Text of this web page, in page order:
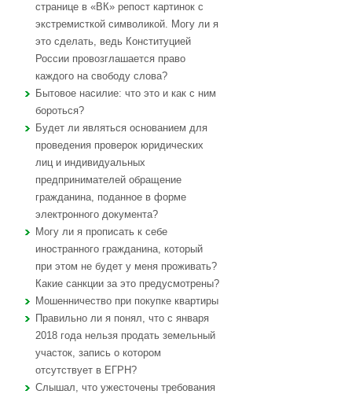
странице в «ВК» репост картинок с
экстремисткой символикой. Могу ли я
это сделать, ведь Конституцией
России провозглашается право
каждого на свободу слова?
Бытовое насилие: что это и как с ним
бороться?
Будет ли являться основанием для
проведения проверок юридических
лиц и индивидуальных
предпринимателей обращение
гражданина, поданное в форме
электронного документа?
Могу ли я прописать к себе
иностранного гражданина, который
при этом не будет у меня проживать?
Какие санкции за это предусмотрены?
Мошенничество при покупке квартиры
Правильно ли я понял, что с января
2018 года нельзя продать земельный
участок, запись о котором
отсутствует в ЕГРН?
Слышал, что ужесточены требования